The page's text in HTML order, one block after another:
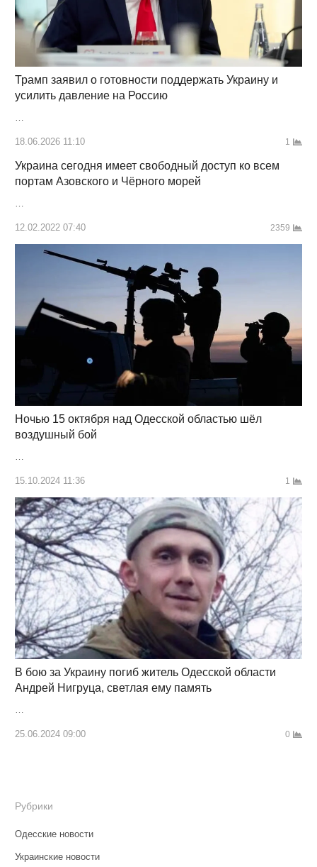
Трамп заявил о готовности поддержать Украину и
усилить давление на Россию
…
18.06.2026 11:10 1
Украина сегодня имеет свободный доступ ко всем
портам Азовского и Чёрного морей
…
12.02.2022 07:40 2359
Ночью 15 октября над Одесской областью шёл
воздушный бой
…
15.10.2024 11:36 1
В бою за Украину погиб житель Одесской области
Андрей Нигруца, светлая ему память
…
25.06.2024 09:00 0
Рубрики
Одесские новости
Украинские новости